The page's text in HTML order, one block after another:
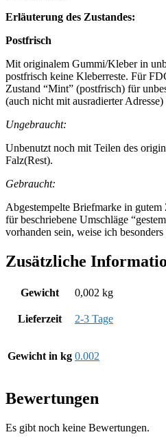
Erläuterung des Zustandes:
Postfrisch
Mit originalem Gummi/Kleber in
postfrisch keine Kleberreste. Für
Zustand “Mint” (postfrisch) für
(auch nicht mit ausradierter
Ungebraucht:
Unbenutzt noch mit Teilen des
Falz(Rest).
Gebraucht:
Abgestempelte Briefmarke in
für beschriebene Umschläge
vorhanden sein, weise ich
Zusätzliche
Gewicht 0,002 kg
Lieferzeit 2-3 Tage
Gewicht in kg 0.002
Bewertungen
Es gibt noch keine Bewertungen.